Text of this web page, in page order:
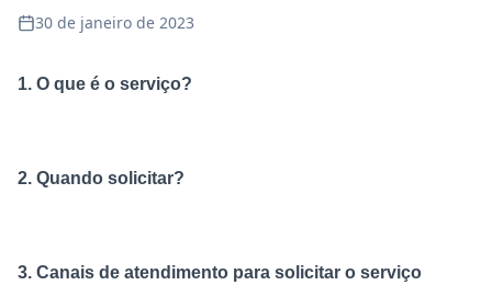
30 de janeiro de 2023
1. O que é o serviço?
2. Quando solicitar?
3. Canais de atendimento para solicitar o serviço